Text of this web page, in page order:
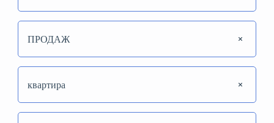
ПРОДАЖ
квартира